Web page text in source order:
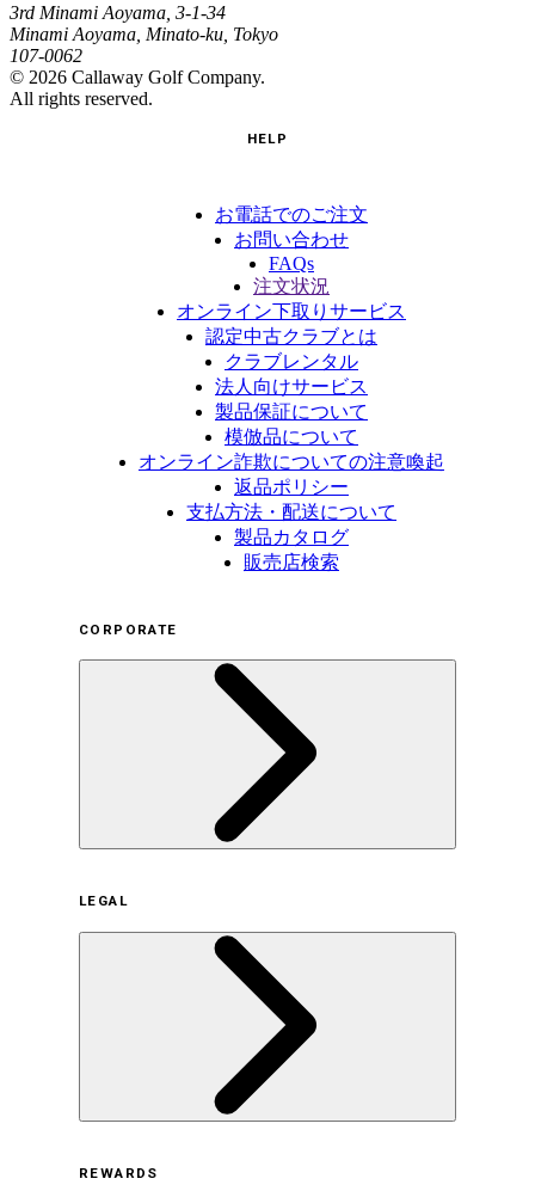
3rd Minami Aoyama, 3-1-34
Minami Aoyama, Minato-ku, Tokyo
107-0062
© 2026 Callaway Golf Company.
All rights reserved.
HELP
お電話でのご注文
お問い合わせ
FAQs
注文状況
オンライン下取りサービス
認定中古クラブとは
クラブレンタル
法人向けサービス
製品保証について
模倣品について
オンライン詐欺についての注意喚起
返品ポリシー
支払方法・配送について
製品カタログ
販売店検索
CORPORATE
サステナビリティの取り組み（日本）
サステナビリティの取り組み（米国/英語）
ヒストリー
採用情報
LEGAL
REWARDS